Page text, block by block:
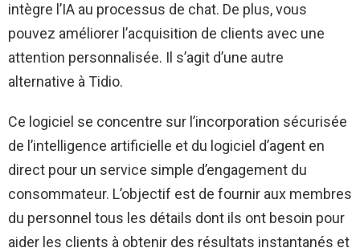
intègre l’IA au processus de chat. De plus, vous
pouvez améliorer l’acquisition de clients avec une
attention personnalisée. Il s’agit d’une autre
alternative à Tidio.
Ce logiciel se concentre sur l’incorporation sécurisée
de l’intelligence artificielle et du logiciel d’agent en
direct pour un service simple d’engagement du
consommateur. L’objectif est de fournir aux membres
du personnel tous les détails dont ils ont besoin pour
aider les clients à obtenir des résultats instantanés et